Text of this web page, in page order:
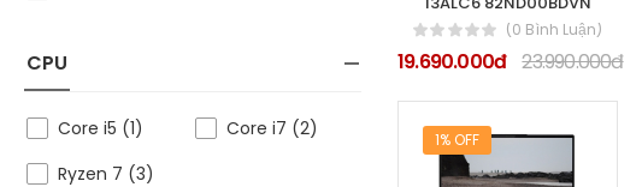
CPU
Core i5 (1)
Core i7 (2)
Ryzen 7 (3)
(0 Bình Luận)
19.690.000đ 23.990.000đ
1% OFF